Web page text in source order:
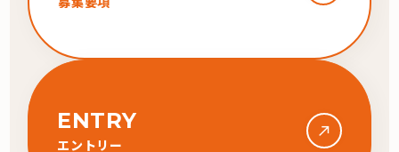
ENTRY
エントリー